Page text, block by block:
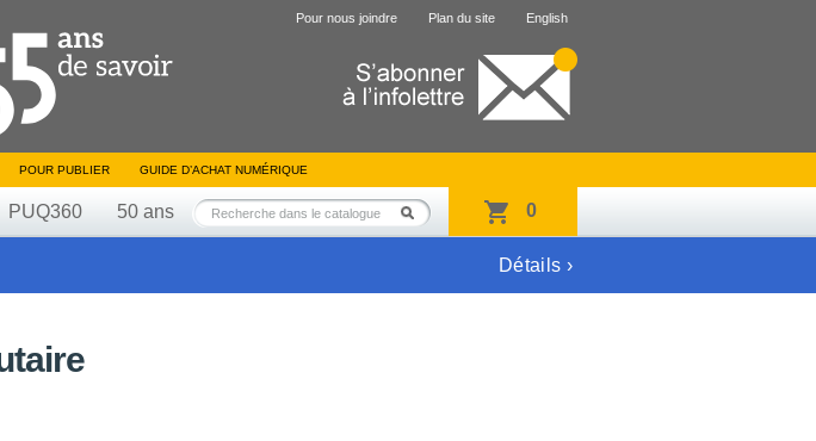
Pour nous joindre Plan du site English
POUR PUBLIER GUIDE D’ACHAT NUMÉRIQUE
PUQ360 50 ans 0
Détails ›